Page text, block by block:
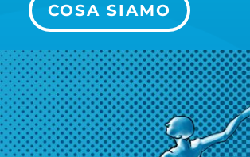
COSA SIAMO